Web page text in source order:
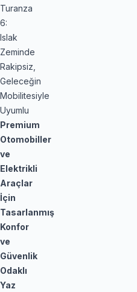
Turanza
6:
Islak
Zeminde
Rakipsiz,
Geleceğin
Mobilitesiyle
Uyumlu
Premium
Otomobiller
ve
Elektrikli
Araçlar
İçin
Tasarlanmış
Konfor
ve
Güvenlik
Odaklı
Yaz